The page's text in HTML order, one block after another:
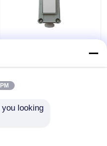
86 Typ
Aluminiumlegierung
Box
looking